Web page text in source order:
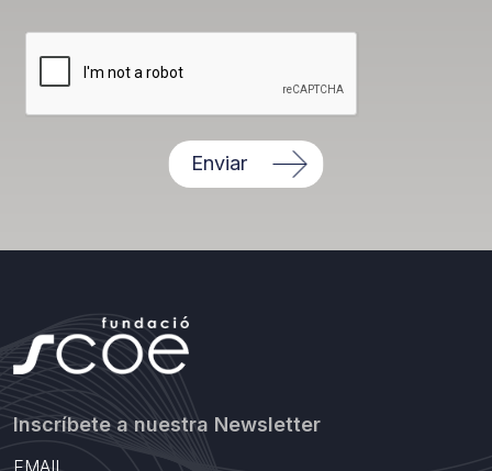
Enviar
Inscríbete a nuestra Newsletter